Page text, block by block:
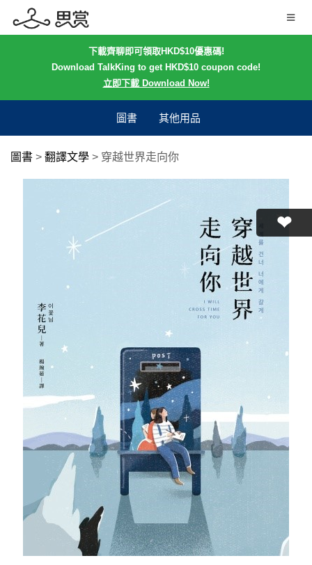
下載齊聊即可領取HKD$10優惠碼!
Download TalkKing to get HKD$10 coupon code!
立即下載 Download Now!
圖書 其他用品
圖書 > 翻譯文學 > 穿越世界走向你